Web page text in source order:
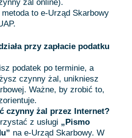
żal online).
to e-Urząd Skarbowy
przy zapłacie podatku
podatek po terminie, a
czynny żal, unikniesz
Ważne, by zrobić to,
czynny żal przez Internet?
z usługi „Pismo
na e-Urząd Skarbowy. W